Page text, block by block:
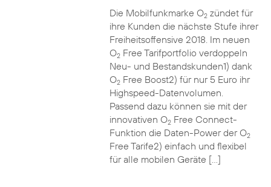
Die Mobilfunkmarke O2zündet für
ihre Kunden die nächste Stufe ihrer
Freiheitsoffensive 2018. Im neuen
O2Free Tarifportfolio verdoppeln
Neu- und Bestandskunden1) dank
O2Free Boost2) für nur 5 Euro ihr
Highspeed-Datenvolumen.
Passend dazu können sie mit der
innovativen O2Free Connect-
Funktion die Daten-Power der O2
Free Tarife2) einfach und flexibel
für alle mobilen Geräte […]